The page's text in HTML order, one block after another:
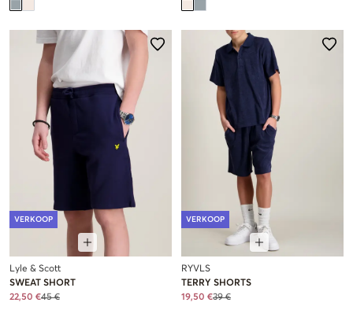
VERKOOP
Lyle & Scott
SWEAT SHORT
22,50 €45 €
VERKOOP
RYVLS
TERRY SHORTS
19,50 €39 €